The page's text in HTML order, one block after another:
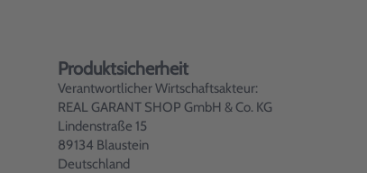
Produktsicherheit
Verantwortlicher Wirtschaftsakteur:
REAL GARANT SHOP GmbH & Co. KG
Lindenstraße 15
89134 Blaustein
Deutschland